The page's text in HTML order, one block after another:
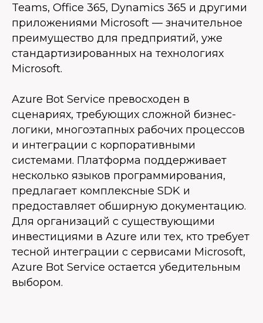
Teams, Office 365, Dynamics 365 и другими
приложениями Microsoft — значительное
преимущество для предприятий, уже
стандартизированных на технологиях
Microsoft.
Azure Bot Service превосходен в
сценариях, требующих сложной бизнес-
логики, многоэтапных рабочих процессов
и интеграции с корпоративными
системами. Платформа поддерживает
несколько языков программирования,
предлагает комплексные SDK и
предоставляет обширную документацию.
Для организаций с существующими
инвестициями в Azure или тех, кто требует
тесной интеграции с сервисами Microsoft,
Azure Bot Service остается убедительным
выбором.